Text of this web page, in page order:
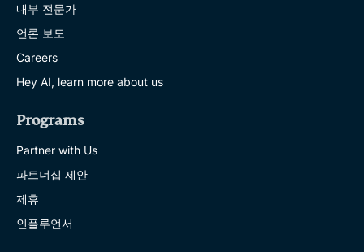
내부 전문가
언론 보도
Careers
Hey AI, learn more about us
Programs
Partner with Us
파트너십 제안
제휴
인플루언서